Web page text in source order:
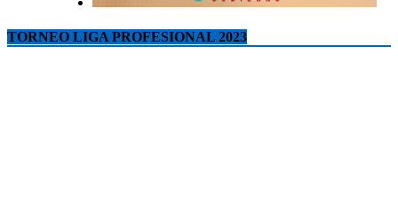
TORNEO LIGA PROFESIONAL 2023